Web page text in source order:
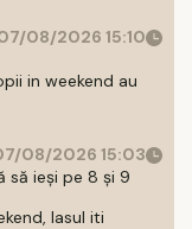
08/2026 15:10
in weekend au
08/2026 15:03
să ieși pe 8 și 9
Iasul iti